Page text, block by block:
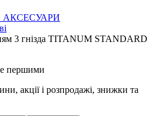
АКСЕСУАРИ
3 гнізда TITANUM STANDARD
першими
акції і розпродажі, знижки та